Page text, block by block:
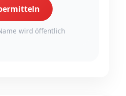
wird öffentlich